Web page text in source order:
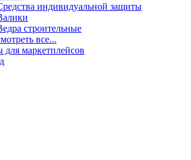
индивидуальной защиты
строительные
все...
для маркетплейсов